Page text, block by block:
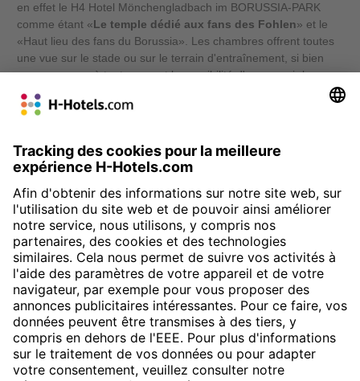
en effet le H4 Hotel Mönchengladbach im BORUSSIA-PARK
comme étant «Le temple dédié aux fans des Fohlen» et le
«Haut lieu des fans du Borussia». Les chambres offrent toutes
une vue sur le stade ou sur le terrain d'entraînement, si bien
que vous avez à tout moment la possibilité d'apercevoir les
footballeurs. Par ailleurs, le design
moderne et la luminosité
des chambres, leur lit confortable ainsi que le large plan de
» Réserver maintenant